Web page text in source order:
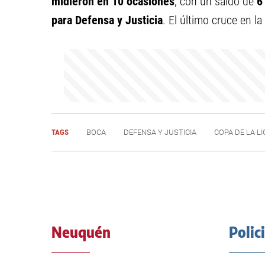
para Defensa y Justicia. El último cruce en la
TAGS BOCA DEFENSA Y JUSTICIA COPA DE LA
Neuquén